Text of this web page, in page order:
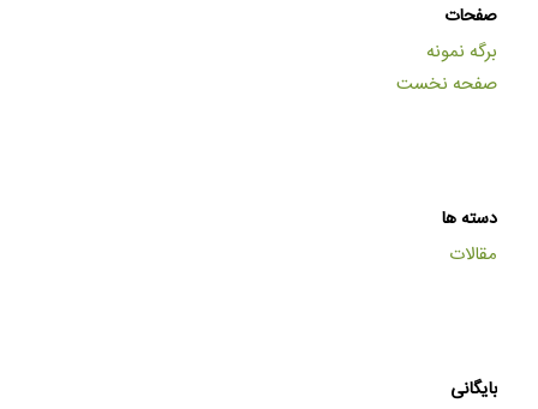
صفحات
برگه نمونه
صفحه نخست
دسته ها
مقالات
بایگانی